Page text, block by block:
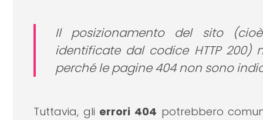
Il posizionamento del sito
identificate dal codice HTTP
perché le pagine 404 non sono
Tuttavia, gli errori 404 potrebbero